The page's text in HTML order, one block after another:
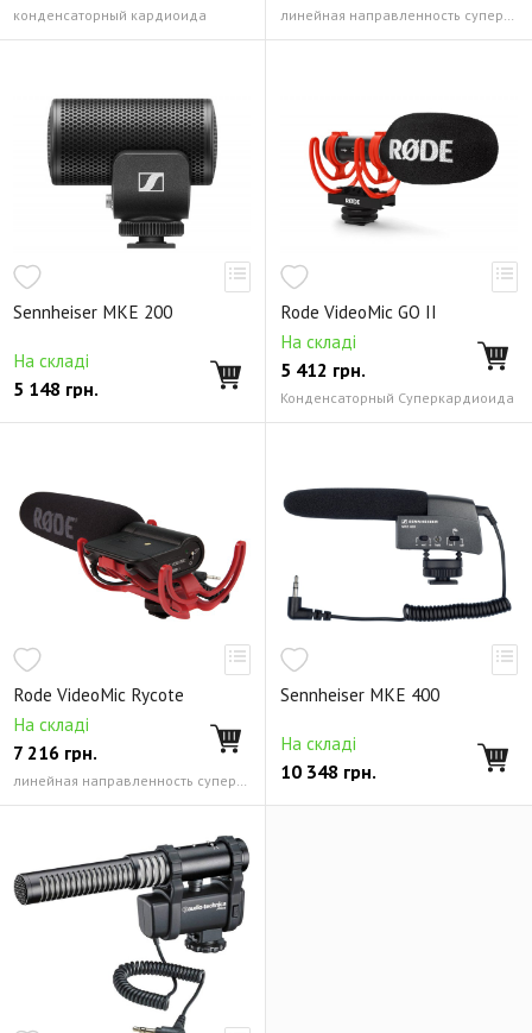
конденсаторный кардиоида линейная направленность cуперкардиоида
Sennheiser MKE 200
На складі
5 148 грн.
Rode VideoMic GO II
На складі
5 412 грн.
Конденсаторный Суперкардиоида
Rode VideoMic Rycote
На складі
7 216 грн.
линейная направленность cуперкардиоида
Sennheiser MKE 400
На складі
10 348 грн.